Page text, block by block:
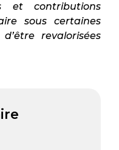
et contributions
sous certaines
revalorisées